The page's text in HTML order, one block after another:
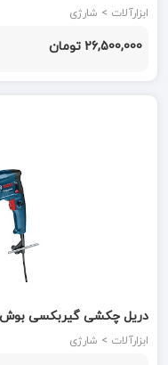
نک NEK
ابزارآلات > شارژی
26,500,000 تومان
سفارش امارات)
ابزارآلات > شارژی